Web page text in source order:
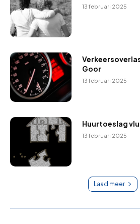
13 februari 2025
Goor
13 februari 2025
Huurtoeslag
13 februari 2025
Laad meer